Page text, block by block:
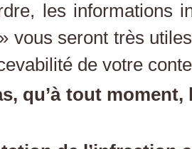
les informations
vous seront très
de votre
qu’à tout